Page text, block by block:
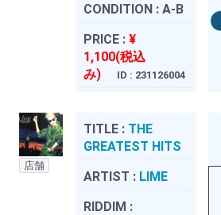
CONDITION : A-B
PRICE : ¥
1,100(税込
み)
ID : 231126004
店舗
TITLE : THE
GREATEST HITS
ARTIST : LIME
RIDDIM :